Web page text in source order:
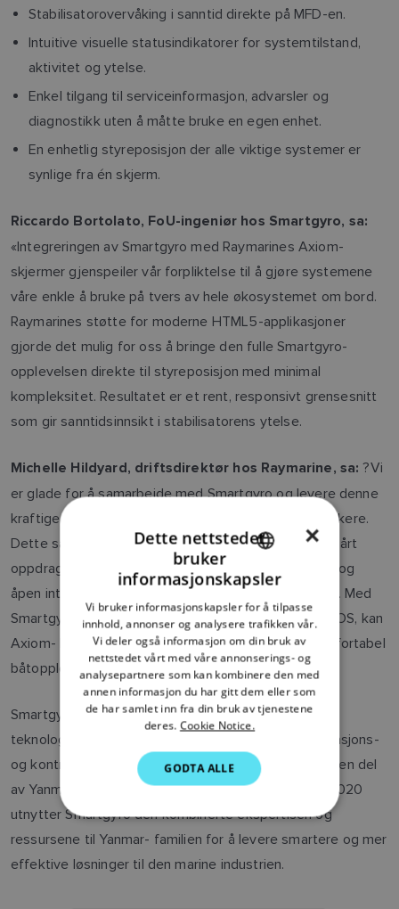
Stabilisatorovervåking i sanntid direkte på MFD-en.
Intuitive visuelle statusindikatorer for systemtilstand,
aktivitet og ytelse.
Enkel tilgang til serviceinformasjon, advarsler og
diagnostikk uten å måtte bruke en egen enhet.
En enhetlig styreposisjon der alle viktige systemer er
synlige fra én skjerm.
Riccardo Bortolato, FoU-ingeniør hos Smartgyro, sa:
«Integreringen av Smartgyro med Raymarines Axiom-
skjermer gjenspeiler vår forpliktelse til å gjøre systemene
våre enkle å bruke på tvers av hele økosystemet om bord.
Raymarines støtte for moderne HTML5-applikasjoner
gjorde det mulig for oss å bringe den fulle Smartgyro-
opplevelsen direkte til styreposisjon med minimal
kompleksitet. Resultatet er et rent, responsivt grensesnitt
som gir sanntidsinnsikt i stabilisatorens ytelse.
Michelle Hildyard, driftsdirektør hos Raymarine, sa:?Vi
er glade for å samarbeide med Smartgyro og levere denne
kraftige integrasjonen for våre Axiom-kartplotterbrukere.
Dette samarbeidet stemmer perfekt overens med vårt
oppdrag om å levere et forenklet brukergrensesnitt og
åpen integrasjon med de beste marine teknologiene. Med
Smartgyro-kontroller integrert i Axioms LightHouse OS, kan
Axiom- kundene våre nyte en smartere og mer komfortabel
båtopplevelse.
Smartgyro er en global leder innen innovative marine
teknologier og tilbyr avanserte stabiliserings-, navigasjons-
og kontrollsystemer for fritids- og yrkesfartøy. Som en del
av Yanmar Recreational Marine Business Unit siden 2020
utnytter Smartgyro den kombinerte ekspertisen og
ressursene til Yanmar- familien for å levere smartere og mer
effektive løsninger til den marine industrien.
DANISH
ITALIAN
SWEDISH
GERMAN
SPANISH
FINNISH
×
Dette nettstedet
bruker
informasjonskapsler
Vi bruker informasjonskapsler for å tilpasse
innhold, annonser og analysere trafikken vår.
Vi deler også informasjon om din bruk av
nettstedet vårt med våre annonserings- og
analysepartnere som kan kombinere den med
annen informasjon du har gitt dem eller som
de har samlet inn fra din bruk av tjenestene
deres. Cookie Notice.
GODTA ALLE